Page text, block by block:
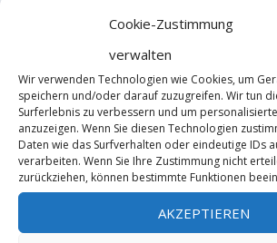
Cookie-Zustimmung
verwalten
Wir verwenden Technologien wie Cookies, um
speichern und/oder darauf zuzugreifen. Wir tun
Surferlebnis zu verbessern und um
anzuzeigen. Wenn Sie diesen Technologien
Daten wie das Surfverhalten oder eindeutige IDs
verarbeiten. Wenn Sie Ihre Zustimmung nicht
zurückziehen, können bestimmte Funktionen
AKZEPTIEREN
Erwan Legrand meldet
Erstbegehung von „Le
Bleu“ (9a+/b)